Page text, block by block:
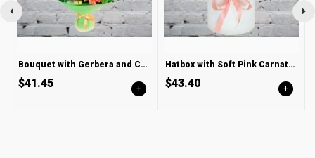
Bouquet with Gerbera and Carnation
$41.45 +
Hatbox with Soft Pink Carnations
$43.40 +